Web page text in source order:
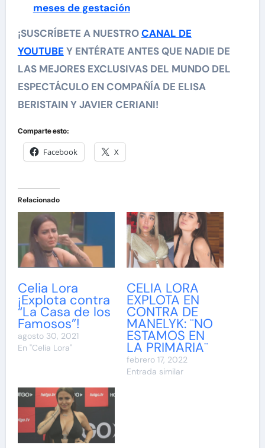
meses de gestación
¡SUSCRÍBETE A NUESTROCANAL DE
YOUTUBE Y ENTÉRATE ANTES QUE NADIE DE
LAS MEJORES EXCLUSIVAS DEL MUNDO DEL
ESPECTÁCULO EN COMPAÑÍA DE ELISA
BERISTAIN Y JAVIER CERIANI!
Comparte esto:
Facebook X
Relacionado
Celia Lora
¡Explota contra
“La Casa de los
Famosos”!
agosto 30, 2021
En "Celia Lora"
CELIA LORA
EXPLOTA EN
CONTRA DE
MANELYK: ¨NO
ESTAMOS EN
LA PRIMARIA¨
febrero 17, 2022
Entrada similar